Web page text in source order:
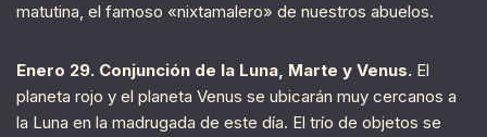
matutina, el famoso «nixtamalero» de nuestros abuelos.
Enero 29. Conjunción de la Luna, Marte y Venus. El
planeta rojo y el planeta Venus se ubicarán muy cercanos a
la Luna en la madrugada de este día. El trío de objetos se